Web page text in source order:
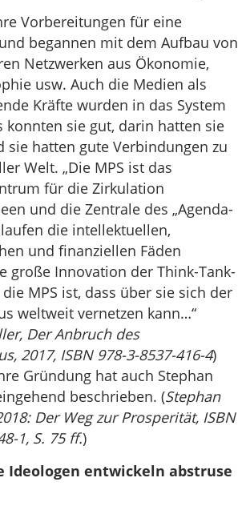
Vorbereitungen für eine
begannen mit dem Aufbau von
Netzwerken aus Ökonomie,
usw. Auch die Medien als
Kräfte wurden in das System
konnten sie gut, darin hatten sie
sie hatten gute Verbindungen zu
Welt. „Die MPS ist das
für die Zirkulation
und die Zentrale des „Agenda-
die intellektuellen,
und finanziellen Fäden
große Innovation der Think-Tank-
MPS ist, dass über sie sich der
weltweit vernetzen kann…“
Der Anbruch des
2017, ISBN 978-3-8537-416-4)
Gründung hat auch Stephan
beschrieben. (Stephan
Der Weg zur Prosperität, ISBN
1, S. 75 ff.)
Ideologen entwickeln abstruse